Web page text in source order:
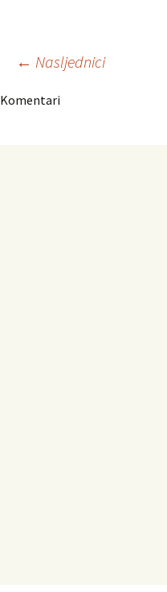
Navigacija
← Nasljednici
Komentari